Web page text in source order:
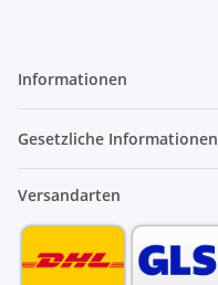
Informationen
Gesetzliche Informationen
Versandarten